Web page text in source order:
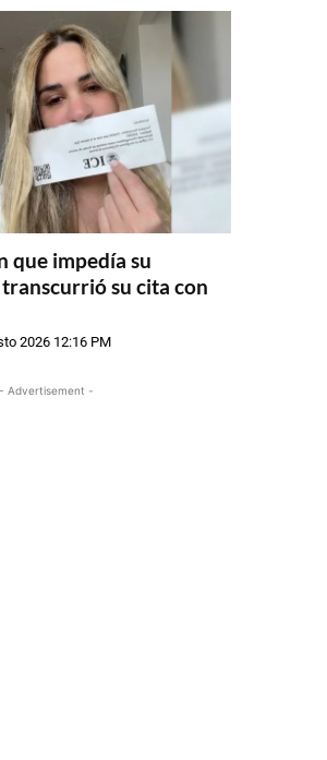
que impedía su
su cita con
2026 12:16 PM
- Advertisement -